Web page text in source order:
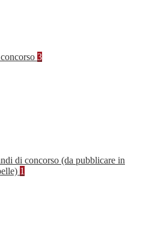
3
di concorso (da pubblicare in
1